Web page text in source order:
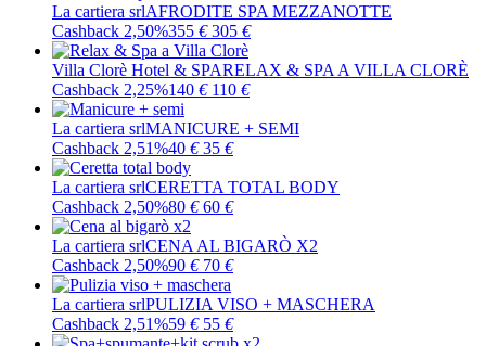
La cartiera srlAFRODITE SPA MEZZANOTTE
Cashback 2,50%355 € 305 €
Villa Clorè Hotel & SPARELAX & SPA A VILLA CLORÈ
Cashback 2,25%140 € 110 €
La cartiera srlMANICURE + SEMI
Cashback 2,51%40 € 35 €
La cartiera srlCERETTA TOTAL BODY
Cashback 2,50%80 € 60 €
La cartiera srlCENA AL BIGARÒ X2
Cashback 2,50%90 € 70 €
La cartiera srlPULIZIA VISO + MASCHERA
Cashback 2,51%59 € 55 €